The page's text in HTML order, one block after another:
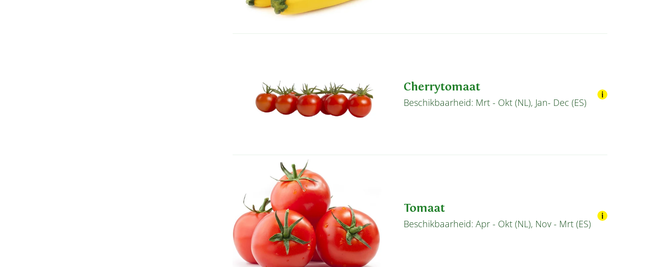
Cherrytomaat
Beschikbaarheid: Mrt - Okt (NL), Jan- Dec (ES)
Tomaat
Beschikbaarheid: Apr - Okt (NL), Nov - Mrt (ES)